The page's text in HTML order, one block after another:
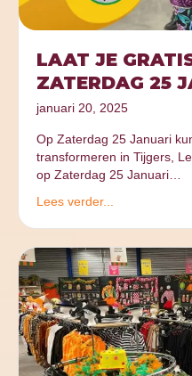
LAAT JE
ZATERDAG 25
januari 20, 2025
Op Zaterdag 25 Januari
transformeren in Tijgers,
op Zaterdag 25 Januari…
Lees verder...